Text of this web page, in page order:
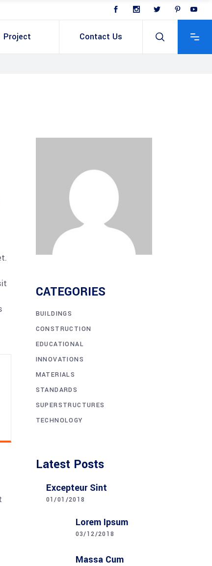
Project Contact Us
CATEGORIES
BUILDINGS
CONSTRUCTION
EDUCATIONAL
INNOVATIONS
MATERIALS
STANDARDS
SUPERSTRUCTURES
TECHNOLOGY
Latest Posts
Excepteur Sint
01/01/2018
Lorem Ipsum
03/12/2018
Massa Cum